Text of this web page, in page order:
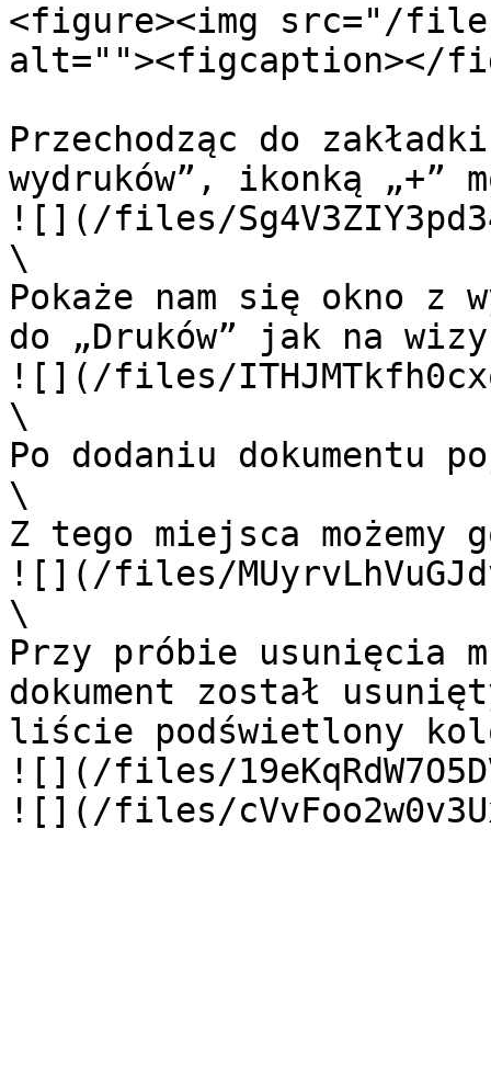
<figure><img src="/
alt=""><figcaption></
Przechodząc do
wydruków”, ikonką „+”
![](/files/
\
Pokaże nam się okno z
do „Druków” jak na
![](/files/
\
Po dodaniu dokumentu
\
Z tego miejsca możemy
![](/files/
\
Przy próbie usunięcia
dokument został
liście podświetlony
![](/files/